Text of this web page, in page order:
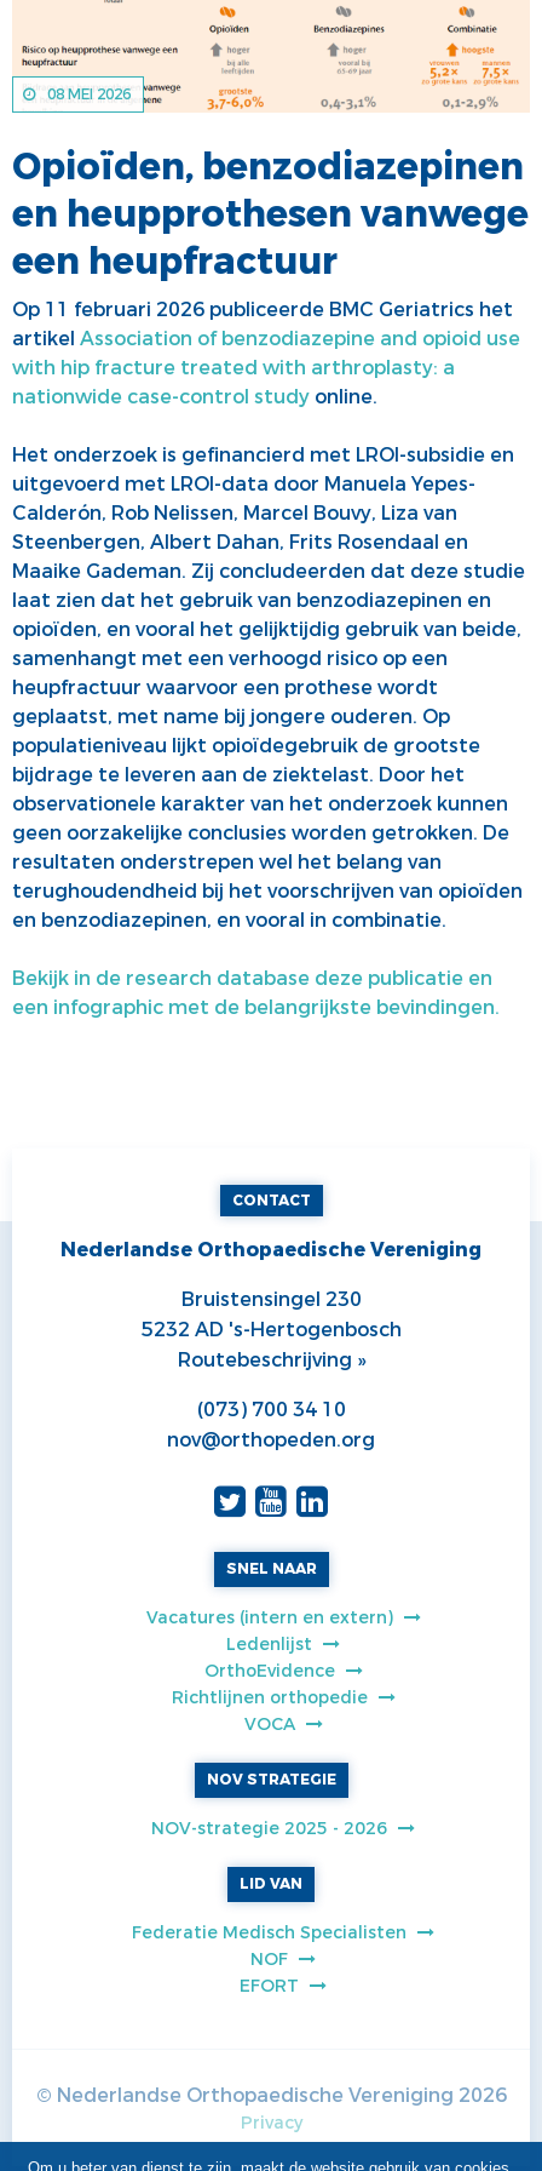
PRIJZEN EN LEZINGEN
PERSCONTACT
MEDISCHE INDUSTRIE
GEDRAGSREGELS
08 MEI 2026
Opioïden, benzodiazepinen
en heupprothesen vanwege
een heupfractuur
Op 11 februari 2026 publiceerde BMC Geriatrics het
artikel Association of benzodiazepine and opioid use
with hip fracture treated with arthroplasty: a
nationwide case-control study online.
Het onderzoek is gefinancierd met LROI-subsidie en
uitgevoerd met LROI-data door Manuela Yepes-
Calderón, Rob Nelissen, Marcel Bouvy, Liza van
Steenbergen, Albert Dahan, Frits Rosendaal en
Maaike Gademan. Zij concludeerden dat deze studie
laat zien dat het gebruik van benzodiazepinen en
opioïden, en vooral het gelijktijdig gebruik van beide,
samenhangt met een verhoogd risico op een
heupfractuur waarvoor een prothese wordt
geplaatst, met name bij jongere ouderen. Op
populatieniveau lijkt opioïdegebruik de grootste
bijdrage te leveren aan de ziektelast. Door het
observationele karakter van het onderzoek kunnen
geen oorzakelijke conclusies worden getrokken. De
resultaten onderstrepen wel het belang van
terughoudendheid bij het voorschrijven van opioïden
en benzodiazepinen, en vooral in combinatie.
Bekijk in de research database deze publicatie en
een infographic met de belangrijkste bevindingen.
CONTACT
Nederlandse Orthopaedische Vereniging
Bruistensingel 230
5232 AD 's-Hertogenbosch
Routebeschrijving »
(073) 700 34 10
nov@orthopeden.org
SNEL NAAR
Vacatures (intern en extern)
Ledenlijst
OrthoEvidence
Richtlijnen orthopedie
VOCA
NOV STRATEGIE
NOV-strategie 2025 - 2026
LID VAN
Federatie Medisch Specialisten
NOF
EFORT
© Nederlandse Orthopaedische Vereniging 2026
Privacy